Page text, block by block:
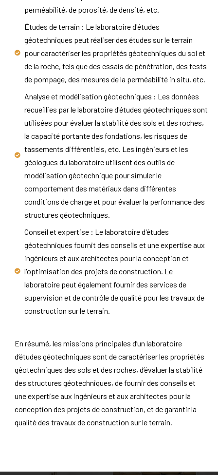
perméabilité, de porosité, de densité, etc.
Études de terrain : Le laboratoire d'études
géotechniques peut réaliser des études sur le terrain
pour caractériser les propriétés géotechniques du sol et
de la roche, tels que des essais de pénétration, des tests
de pompage, des mesures de la perméabilité in situ, etc.
Analyse et modélisation géotechniques : Les données
recueillies par le laboratoire d'études géotechniques sont
utilisées pour évaluer la stabilité des sols et des roches,
la capacité portante des fondations, les risques de
tassements différentiels, etc. Les ingénieurs et les
géologues du laboratoire utilisent des outils de
modélisation géotechnique pour simuler le
comportement des matériaux dans différentes
conditions de charge et pour évaluer la performance des
structures géotechniques.
Conseil et expertise : Le laboratoire d'études
géotechniques fournit des conseils et une expertise aux
ingénieurs et aux architectes pour la conception et
l'optimisation des projets de construction. Le
laboratoire peut également fournir des services de
supervision et de contrôle de qualité pour les travaux de
construction sur le terrain.
En résumé, les missions principales d’un laboratoire
d’études géotechniques sont de caractériser les propriétés
géotechniques des sols et des roches, d’évaluer la stabilité
des structures géotechniques, de fournir des conseils et
une expertise aux ingénieurs et aux architectes pour la
conception des projets de construction, et de garantir la
qualité des travaux de construction sur le terrain.